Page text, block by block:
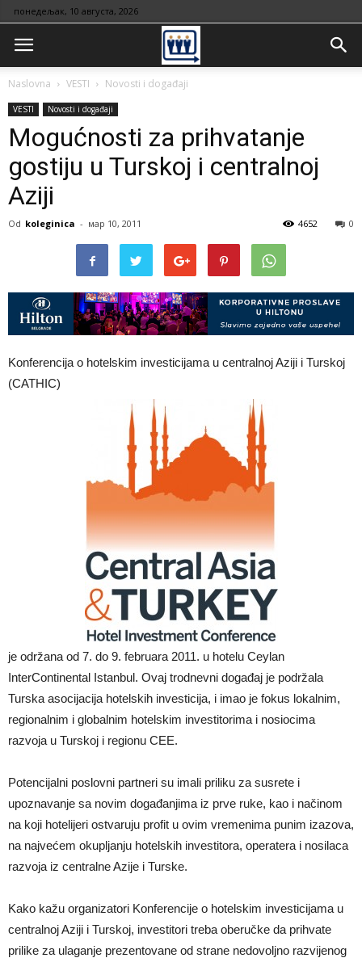
понедељак, 10 августа, 2026
Naslovna VESTI Novosti i događaji
VESTI Novosti i događaji
Mogućnosti za prihvatanje
gostiju u Turskoj i centralnoj
Aziji
Od koleginica - мар 10, 2011 0
4652
Konferencija o hotelskim investicijama u centralnoj Aziji i Turskoj
(CATHIC)
je održana od 7. do 9. februara 2011. u hotelu Ceylan
InterContinental Istanbul. Ovaj trodnevni događaj je podržala
Turska asocijacija hotelskih investicija, i imao je fokus lokalnim,
regionalnim i globalnim hotelskim investitorima i nosiocima
razvoja u Turskoj i regionu CEE.
Potencijalni poslovni partneri su imali priliku za susrete i
upoznavanje sa novim događanjima iz prve ruke, kao i načinom
na koji hotelijeri ostvaruju profit u ovim vremenima punim izazova,
na najvećem okupljanju hotelskih investitora, operatera i nosilaca
razvoja iz centralne Azije i Turske.
Kako kažu organizatori Konferencije o hotelskim investicijama u
centralnoj Aziji i Turskoj, investitori treba oberučke da prihvate
prilike za ulaganje prezentovane od strane nedovoljno razvijenog